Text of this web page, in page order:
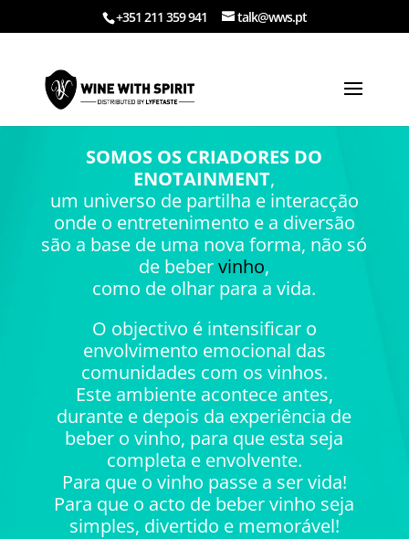
+351 211 359 941 talk@wws.pt
SOMOS OS CRIADORES DO
ENOTAINMENT,
um universo de partilha e interacção
onde o entretenimento e a diversão
são a base de uma nova forma, não só
de bebervinho,
como de olhar para a vida.
O objectivo é intensificar o
envolvimento emocional das
comunidades com os vinhos.
Este ambiente acontece antes,
durante e depois da experiência de
beber o vinho, para que esta seja
completa e envolvente.
Para que o vinho passe a ser vida!
Para que o acto de beber vinho seja
simples, divertido e memorável!